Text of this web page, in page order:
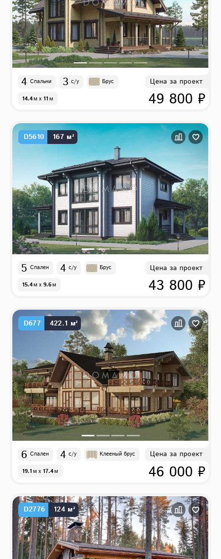
4 Спальни 3 с/у Брус
14.4м x 11м
Цена за проект
49 800 ₽
D5610 167 м²
5 Спален 4 с/у Брус
15.4м x 9.6м
Цена за проект
43 800 ₽
D677 422.1 м²
6 Спален 4 с/у Клееный брус
19.1м x 17.4м
Цена за проект
46 000 ₽
D2776 124 м²